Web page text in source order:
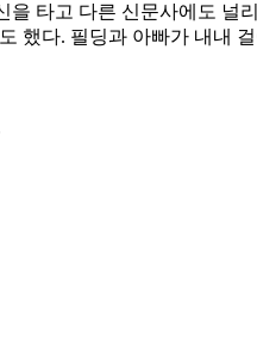
타고 다른 신문사에도 널
했다. 필딩과 아빠가 내내